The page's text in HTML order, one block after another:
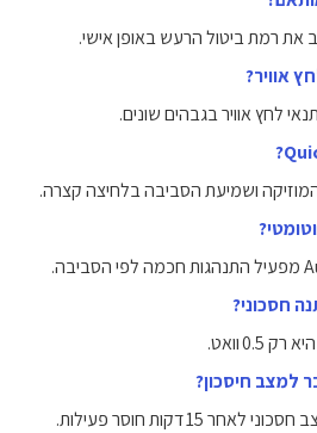
אוויר?
לחץ אוויר בגבהים שונים.
ושמיעת הסביבה בלחיצה קצרה.
חסכוני?
וואט.
למצב חיסכון?
15 דקות חוסר פעילות.